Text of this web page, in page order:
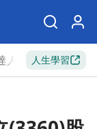
人 新手入門
人生學習